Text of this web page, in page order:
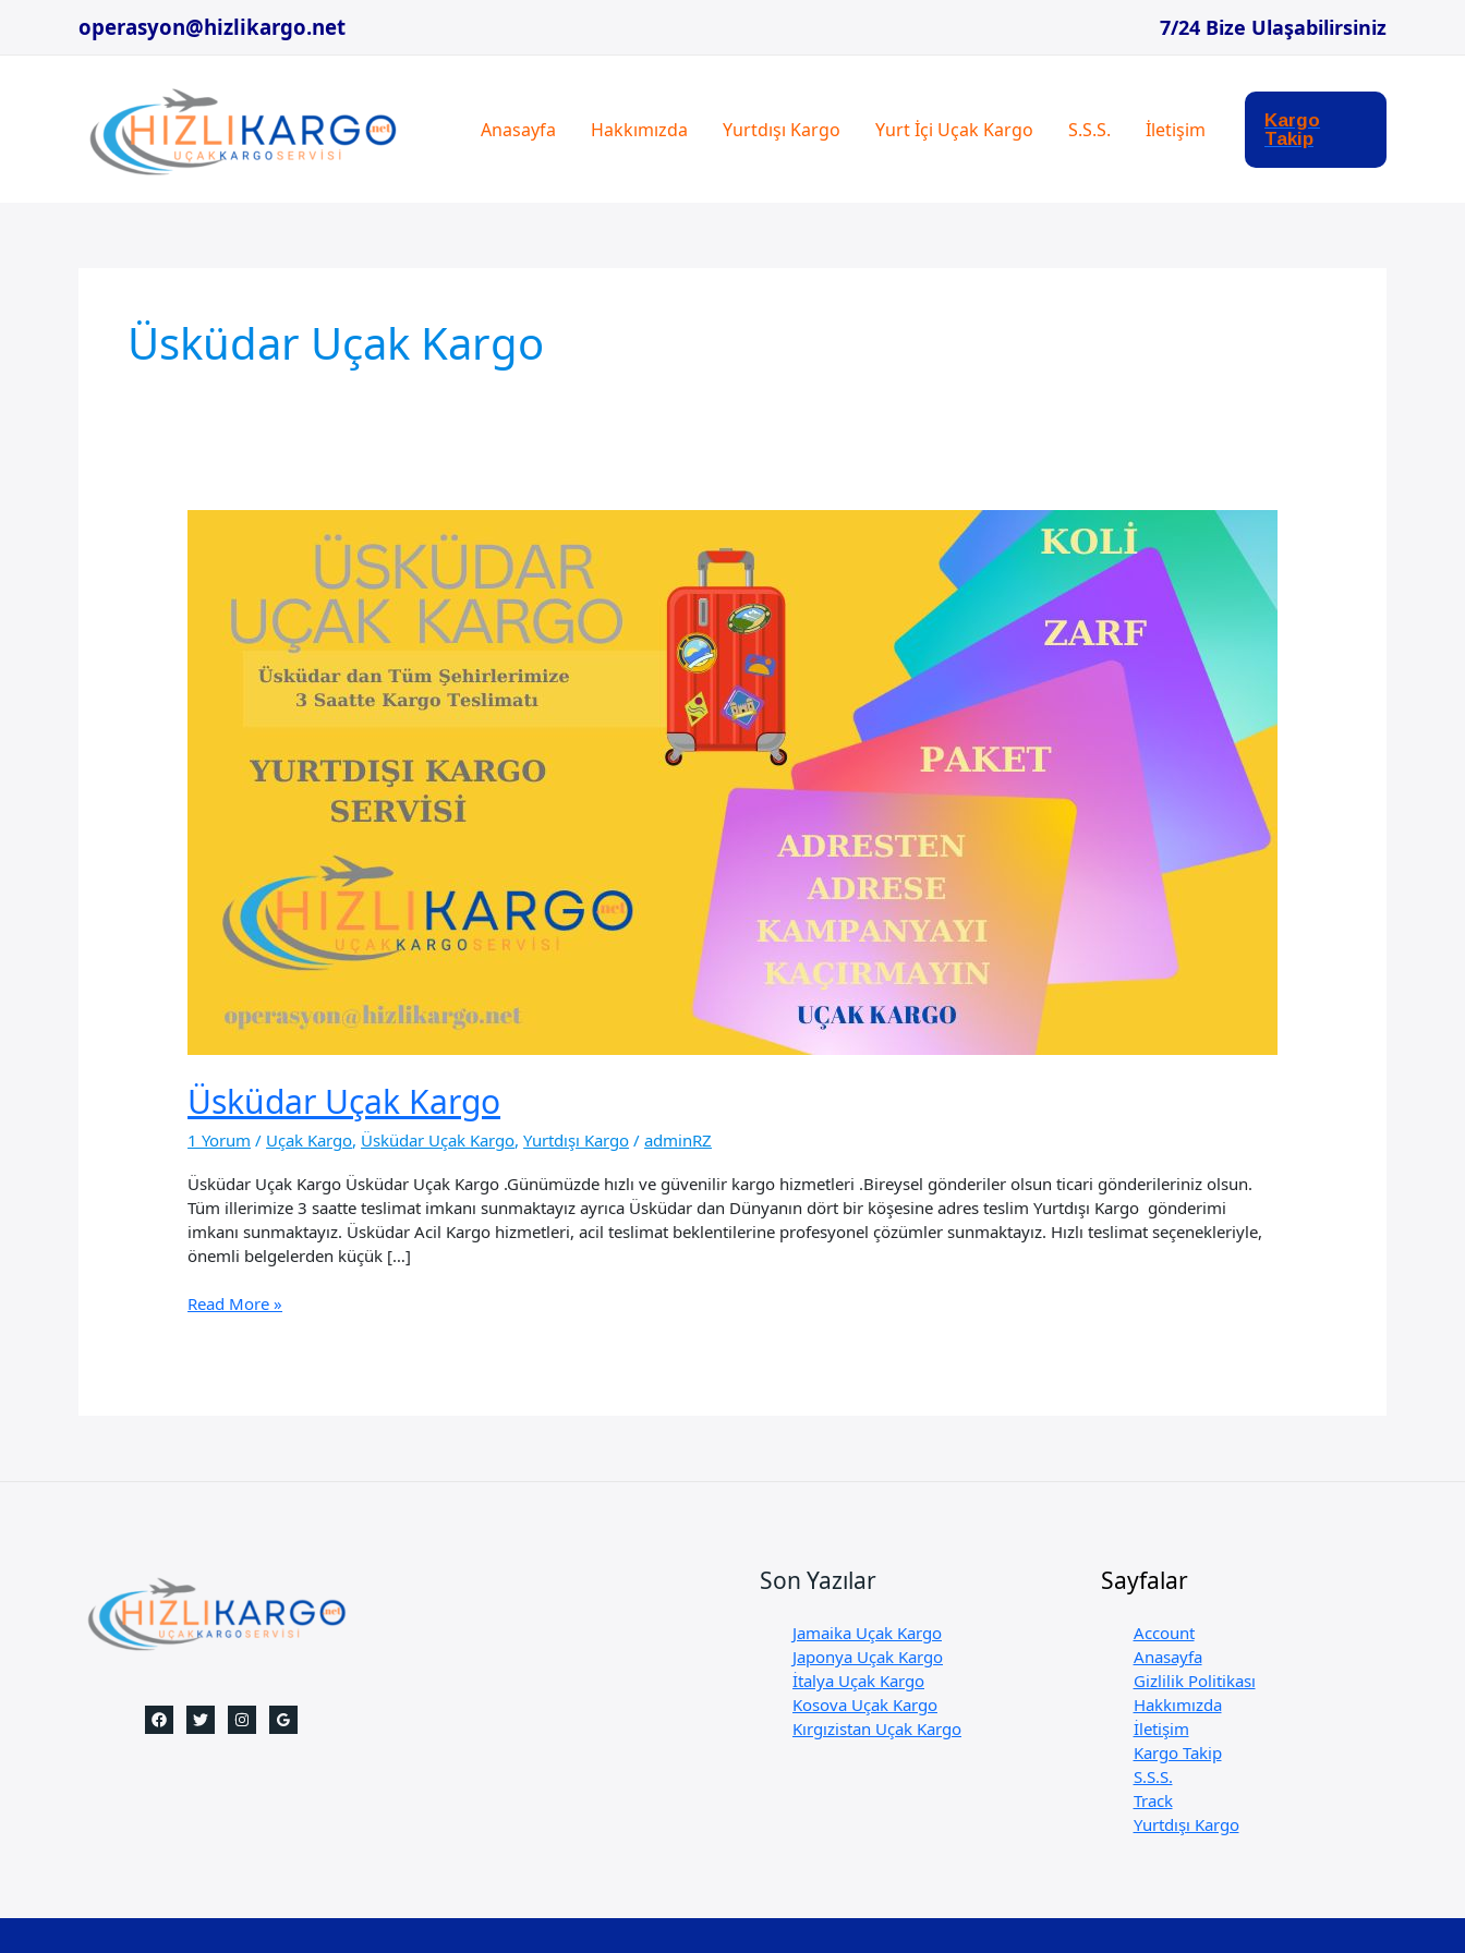
operasyon@hizlikargo.net 7/24 Bize Ulaşabilirsiniz
Anasayfa Hakkımızda Yurtdışı Kargo Yurt İçi Uçak Kargo S.S.S. İletişim
Kargo
Takip
Üsküdar Uçak Kargo
Üsküdar Uçak Kargo
1 Yorum / Uçak Kargo, Üsküdar Uçak Kargo,Yurtdışı Kargo /adminRZ
Üsküdar Uçak Kargo Üsküdar Uçak Kargo .Günümüzde hızlı ve güvenilir kargo hizmetleri .Bireysel gönderiler olsun ticari gönderileriniz olsun.
Tüm illerimize 3 saatte teslimat imkanı sunmaktayız ayrıca Üsküdar dan Dünyanın dört bir köşesine adres teslim Yurtdışı Kargo gönderimi
imkanı sunmaktayız. Üsküdar Acil Kargo hizmetleri, acil teslimat beklentilerine profesyonel çözümler sunmaktayız. Hızlı teslimat seçenekleriyle,
önemli belgelerden küçük […]
Üsküdar
Read More »
Son Yazılar
Jamaika Uçak Kargo
Japonya Uçak Kargo
İtalya Uçak Kargo
Kosova Uçak Kargo
Kırgızistan Uçak Kargo
Sayfalar
Account
Anasayfa
Gizlilik Politikası
Hakkımızda
İletişim
Kargo Takip
S.S.S.
Track
Yurtdışı Kargo